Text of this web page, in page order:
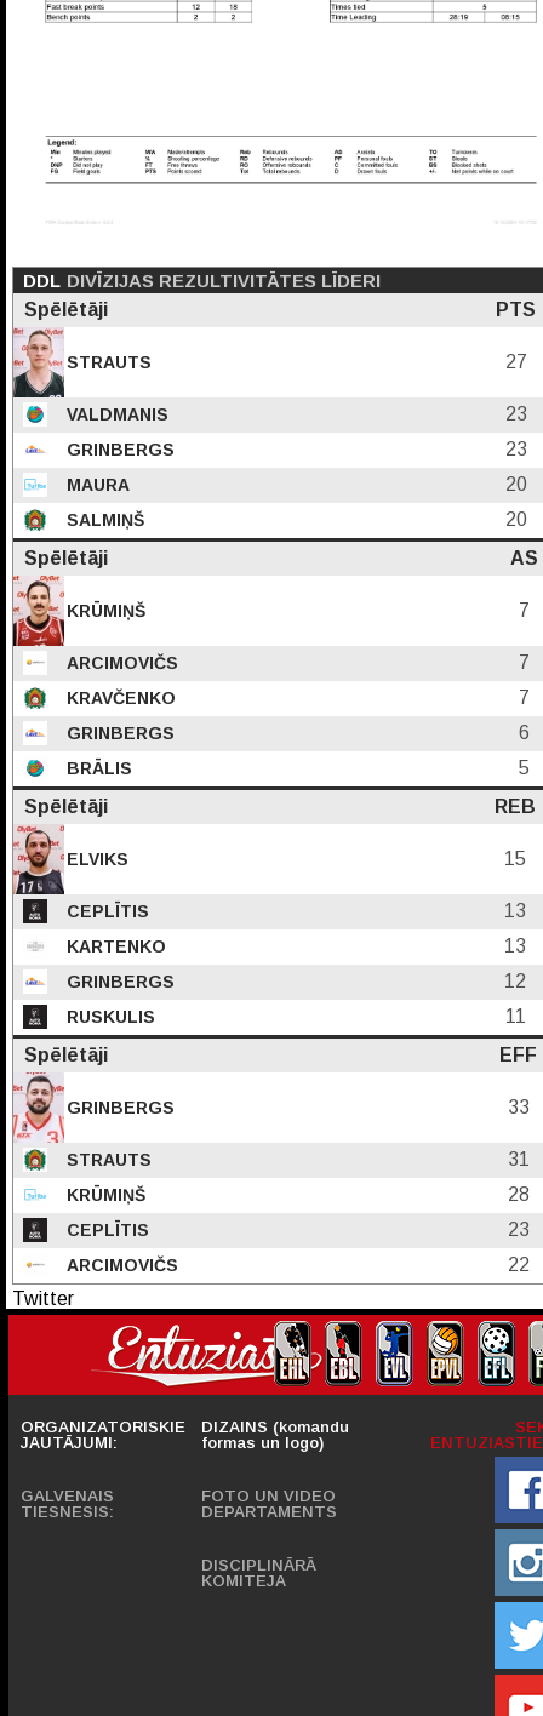
DDL DIVĪZIJAS REZULTIVITĀTES LĪDERI
Spēlētāji
PTS
STRAUTS 27
VALDMANIS 23
GRINBERGS 23
MAURA 20
SALMIŅŠ
20
Spēlētāji
AS
KRŪMIŅŠ 7
ARCIMOVIČS 7
KRAVČENKO 7
GRINBERGS 6
BRĀLIS
5
Spēlētāji
REB
ELVIKS 15
CEPLĪTIS 13
KARTENKO 13
GRINBERGS 12
RUSKULIS
11
Spēlētāji
EFF
GRINBERGS 33
STRAUTS 31
KRŪMIŅŠ 28
CEPLĪTIS 23
ARCIMOVIČS
22
Twitter
ORGANIZATORISKIE
JAUTĀJUMI:
GALVENAIS
TIESNESIS:
DIZAINS (komandu
formas un logo)
FOTO UN VIDEO
DEPARTAMENTS
DISCIPLINĀRĀ
KOMITEJA